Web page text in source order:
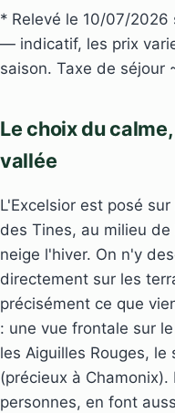
* Relevé le 10/07/2026
— indicatif, les prix
saison. Taxe de séjour
Le choix du
vallée
L'Excelsior est posé
des Tines, au milieu
neige l'hiver. On n'y
directement sur les
précisément ce que
: une vue frontale sur
les Aiguilles Rouges,
(précieux à
personnes, en font